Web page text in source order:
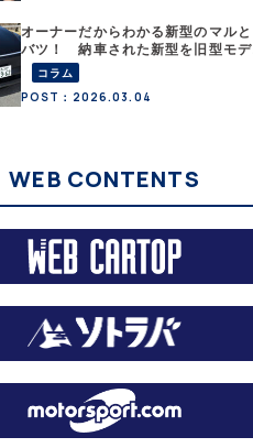
オーナーだからわかる新型のマルと
バツ！ 納車された新型を旧型モデ
ルＹと細部まで比べてみた【テスラ
沼にはまった大学教授のEV生活・そ
の６】
コラム
POST：2026.03.04
WEB CONTENTS